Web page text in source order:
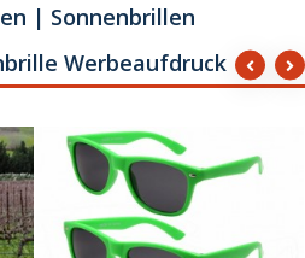
| Sonnenbrillen
Werbeaufdruck